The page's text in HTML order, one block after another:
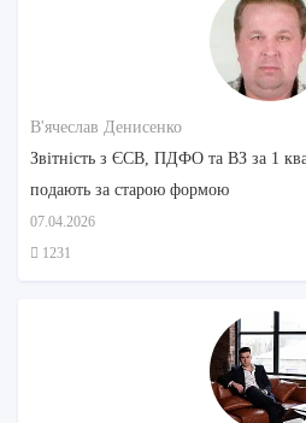
В'ячеслав Денисенко
Звітність з ЄСВ, ПДФО та ВЗ за 1
подають за старою формою
07.04.2026
1231